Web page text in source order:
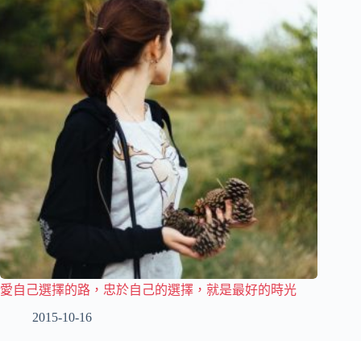
愛自己選擇的路，忠於自己的選擇，就是最好的時光
2015-10-16